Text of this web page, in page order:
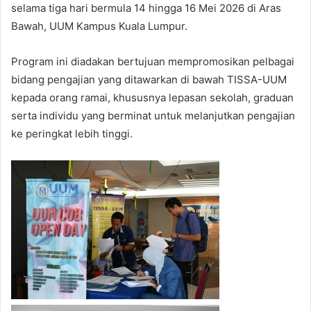
selama tiga hari bermula 14 hingga 16 Mei 2026 di Aras
Bawah, UUM Kampus Kuala Lumpur.
Program ini diadakan bertujuan mempromosikan pelbagai
bidang pengajian yang ditawarkan di bawah TISSA-UUM
kepada orang ramai, khususnya lepasan sekolah, graduan
serta individu yang berminat untuk melanjutkan pengajian
ke peringkat lebih tinggi.